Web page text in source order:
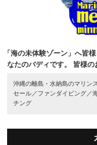
「海の未体験ゾーン」へ皆
なたのバディです。
皆様の
沖縄の離島・水納島のマリン
セール／ ファンダイビング／
チング